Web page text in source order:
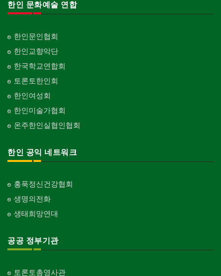
한인 문화예술 연합
한인문인협회
한인교향악단
한국학교연합회
토론토한인회
한인여성회
한인미술가협회
온주한인실협인협회
한인 공익 네트워크
홍푹정신건강협회
생명의전화
생태희망연대
공공 정부기관
토론토총영사관